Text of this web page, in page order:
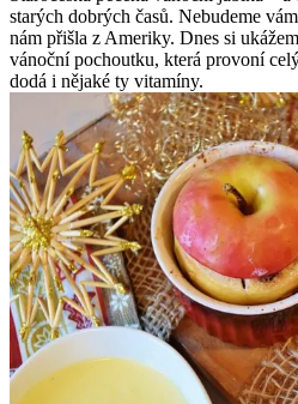
starých dobrých časů. Nebudeme
nám přišla z Ameriky. Dnes si
vánoční pochoutku, která provoní
dodá i nějaké ty vitamíny.